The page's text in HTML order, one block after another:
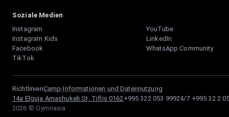
Soziale Medien
Instagram
Instagram Kids
Facebook
TikTok
YouTube
LinkedIn
WhatsApp Community
RichtlinienCamp-Informationen und Datennutzung
14a Elguja Amashukeli St, Tiflis 0162+995 322 053 99924/7 +995 32 2
2026 © Gymnasia